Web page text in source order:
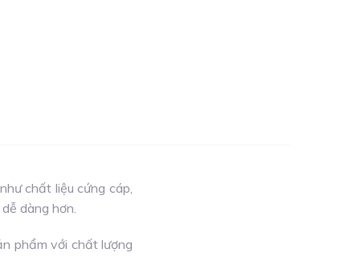
chất liệu cứng cáp,
dàng hơn.
phẩm với chất lượng